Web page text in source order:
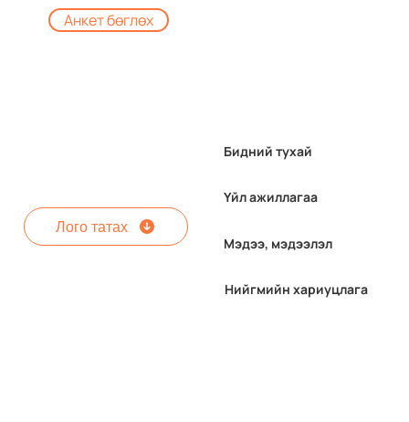
Анкет бөглөх
Лого татах
Бидний тухай
Үйл ажиллагаа
Мэдээ, мэдээлэл
Нийгмийн хариуцлага